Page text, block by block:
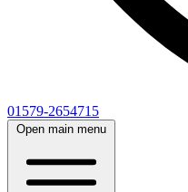
01579-2654715
Open main menu